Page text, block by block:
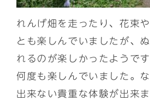
れんげ畑を走ったり、花束
とも楽しんでいましたが、
れるのが楽しかったようで
何度も楽しんでいました。
出来ない貴重な体験が出来